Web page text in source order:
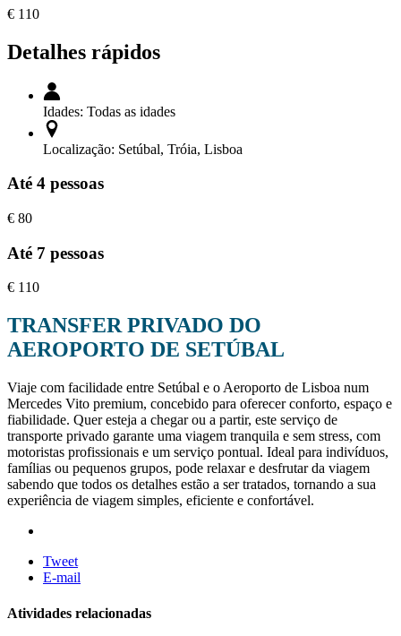
€ 110
Detalhes rápidos
Idades: Todas as idades
Localização: Setúbal, Tróia, Lisboa
Até 4 pessoas
€ 80
Até 7 pessoas
€ 110
TRANSFER PRIVADO DO
AEROPORTO DE SETÚBAL
Viaje com facilidade entre Setúbal e o Aeroporto de Lisboa num
Mercedes Vito premium, concebido para oferecer conforto, espaço e
fiabilidade. Quer esteja a chegar ou a partir, este serviço de
transporte privado garante uma viagem tranquila e sem stress, com
motoristas profissionais e um serviço pontual. Ideal para indivíduos,
famílias ou pequenos grupos, pode relaxar e desfrutar da viagem
sabendo que todos os detalhes estão a ser tratados, tornando a sua
experiência de viagem simples, eficiente e confortável.
Tweet
E-mail
Atividades relacionadas